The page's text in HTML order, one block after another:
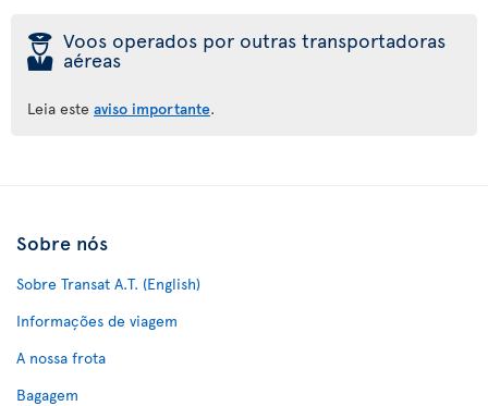
þ Voos operados por outras transportadoras
aéreas
Leia este aviso importante.
Sobre nós
Sobre Transat A.T. (English)
Informações de viagem
A nossa frota
Bagagem